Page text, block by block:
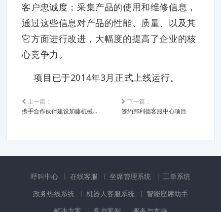
客户忠诚度；采集产品的使用和维修信息，
通过这些信息对产品的性能、质量、以及其
它方面进行改进，大幅度的提高了企业的核
心竞争力。
项目已于2014年3月正式上线运行。
上一篇：
携手合作伙伴建设加藤机械客服中心
下一篇：
签约邦利德客服中心项目
呼叫中心 在线客服 坐席管理系统
工单系统
政务热线系统
机器人客服系统
智能座席助手